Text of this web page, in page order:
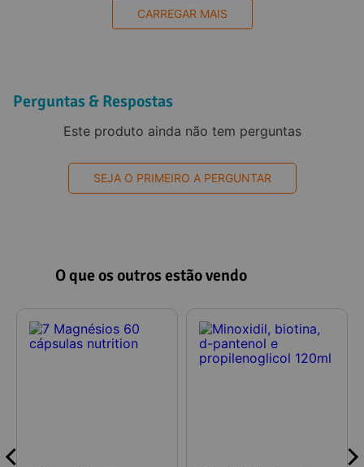
CARREGAR MAIS
Perguntas & Respostas
Este produto ainda não tem perguntas
SEJA O PRIMEIRO A PERGUNTAR
O que os outros estão vendo